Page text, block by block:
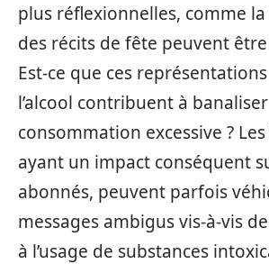
plus réflexionnelles, comme
des récits de fête peuvent
Est-ce que ces
l’alcool contribuent à
consommation excessive ?
ayant un impact conséquent
abonnés, peuvent parfois
messages ambigus vis-à-vis
à l’usage de substances